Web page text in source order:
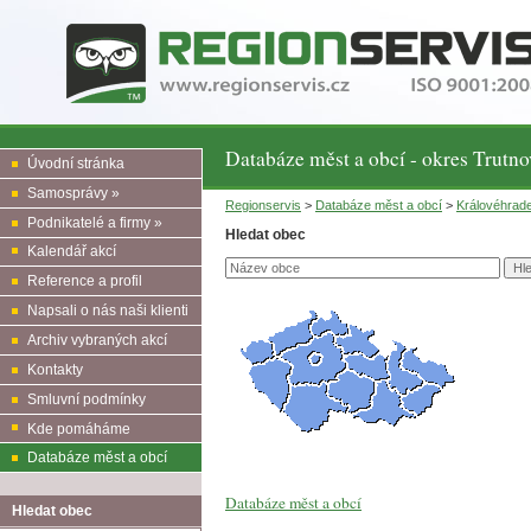
Databáze měst a obcí - okres
Úvodní stránka
Samosprávy »
Podnikatelé a firmy »
Kalendář akcí
Reference a profil
Napsali o nás naši klienti
Archiv vybraných akcí
Kontakty
Smluvní podmínky
Kde pomáháme
Databáze měst a obcí
Hledat obec
Regionservis > Databáze měst a obcí >
Hledat obec
Databáze měst a obcí